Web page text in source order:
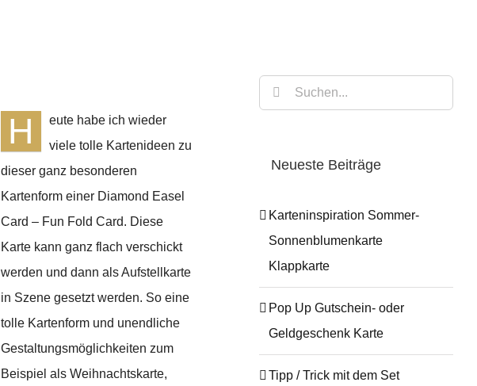
H
eute habe ich wieder
viele tolle Kartenideen zu
dieser ganz besonderen
Kartenform einer Diamond Easel
Card – Fun Fold Card. Diese
Karte kann ganz flach verschickt
werden und dann als Aufstellkarte
in Szene gesetzt werden. So eine
tolle Kartenform und unendliche
Gestaltungsmöglichkeiten zum
Beispiel als Weihnachtskarte,
Suche
nach:
Neueste Beiträge
Karteninspiration Sommer-
Sonnenblumenkarte
Klappkarte
Pop Up Gutschein- oder
Geldgeschenk Karte
Tipp / Trick mit dem Set